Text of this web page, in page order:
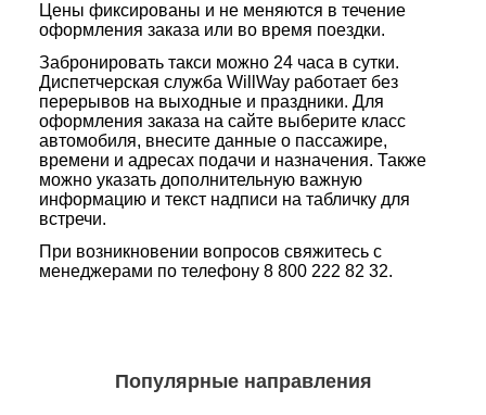
Цены фиксированы и не меняются в течение
оформления заказа или во время поездки.
Забронировать такси можно 24 часа в сутки.
Диспетчерская служба WillWay работает без
перерывов на выходные и праздники. Для
оформления заказа на сайте выберите класс
автомобиля, внесите данные о пассажире,
времени и адресах подачи и назначения. Также
можно указать дополнительную важную
информацию и текст надписи на табличку для
встречи.
При возникновении вопросов свяжитесь с
менеджерами по телефону 8 800 222 82 32.
Популярные направления